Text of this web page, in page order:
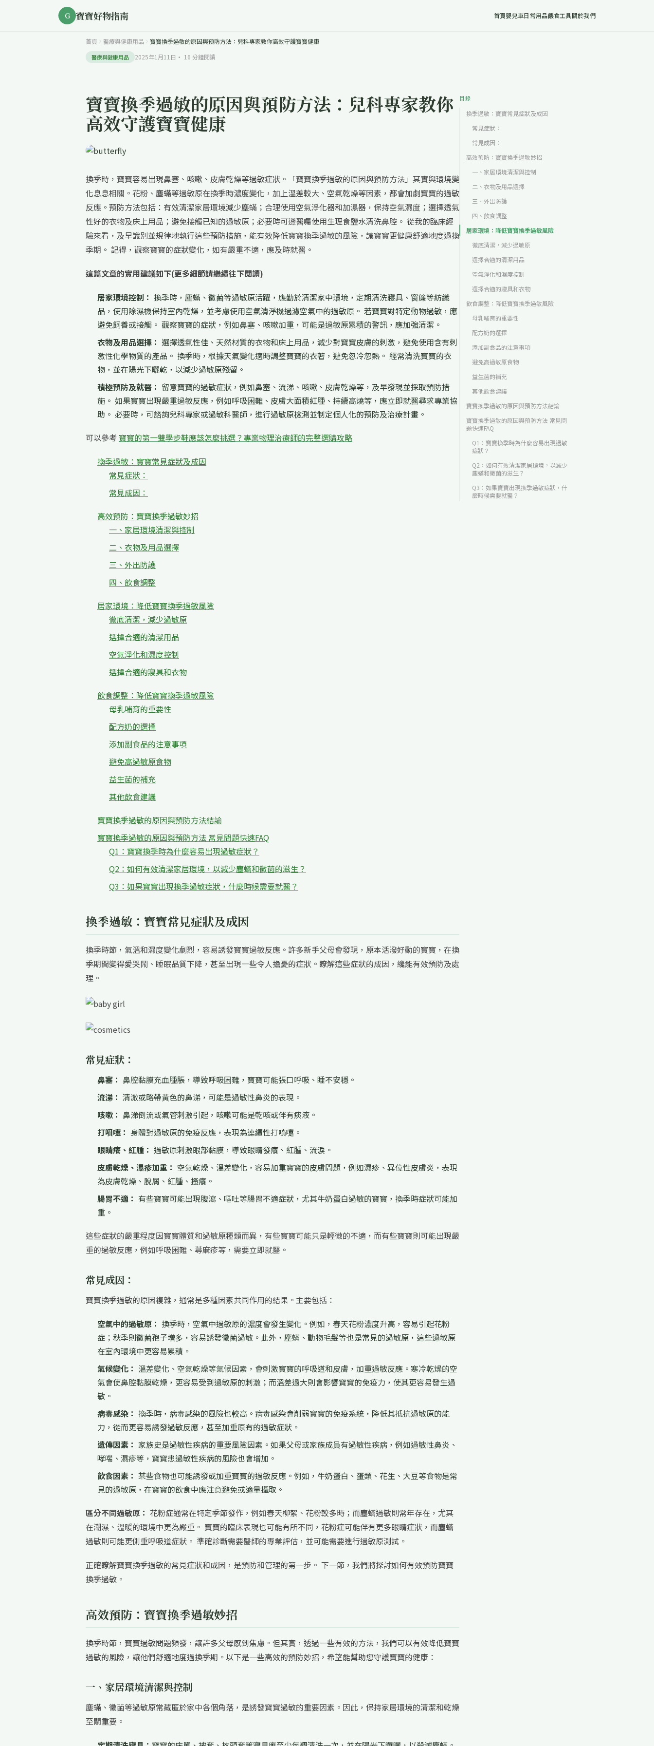
G 寶寶好物指南 首頁嬰兒車日常用品餵食工具關於我們
首頁 醫療與健康用品 寶寶換季過敏的原因與預防方法：兒科專家教你高效守護寶寶健康
醫療與健康用品 2025年1月11日 · 16 分鐘閱讀
寶寶換季過敏的原因與預防方法：兒科專家教你
高效守護寶寶健康
換季時，寶寶容易出現鼻塞、咳嗽、皮膚乾燥等過敏症狀。「寶寶換季過敏的原因與預防方法」其實與環境變
化息息相關。花粉、塵蟎等過敏原在換季時濃度變化，加上溫差較大、空氣乾燥等因素，都會加劇寶寶的過敏
反應。預防方法包括：有效清潔家居環境減少塵蟎；合理使用空氣淨化器和加濕器，保持空氣濕度；選擇透氣
性好的衣物及床上用品；避免接觸已知的過敏原；必要時可遵醫囑使用生理食鹽水清洗鼻腔。 從我的臨床經
驗來看，及早識別並規律地執行這些預防措施，能有效降低寶寶換季過敏的風險，讓寶寶更健康舒適地度過換
季期。 記得，觀察寶寶的症狀變化，如有嚴重不適，應及時就醫。
這篇文章的實用建議如下(更多細節請繼續往下閱讀)
居家環境控制： 換季時，塵蟎、黴菌等過敏原活躍，應勤於清潔家中環境，定期清洗寢具、窗簾等紡織
品，使用除濕機保持室內乾燥，並考慮使用空氣清淨機過濾空氣中的過敏原。 若寶寶對特定動物過敏，應
避免飼養或接觸。 觀察寶寶的症狀，例如鼻塞、咳嗽加重，可能是過敏原累積的警訊，應加強清潔。
衣物及用品選擇： 選擇透氣性佳、天然材質的衣物和床上用品，減少對寶寶皮膚的刺激，避免使用含有刺
激性化學物質的產品。 換季時，根據天氣變化適時調整寶寶的衣著，避免忽冷忽熱。 經常清洗寶寶的衣
物，並在陽光下曬乾，以減少過敏原殘留。
積極預防及就醫： 留意寶寶的過敏症狀，例如鼻塞、流涕、咳嗽、皮膚乾燥等，及早發現並採取預防措
施。 如果寶寶出現嚴重過敏反應，例如呼吸困難、皮膚大面積紅腫、持續高燒等，應立即就醫尋求專業協
助。 必要時，可諮詢兒科專家或過敏科醫師，進行過敏原檢測並制定個人化的預防及治療計畫。
可以參考 寶寶的第一雙學步鞋應該怎麼挑選？專業物理治療師的完整選購攻略
換季過敏：寶寶常見症狀及成因
常見症狀：
常見成因：
高效預防：寶寶換季過敏妙招
一、家居環境清潔與控制
二、衣物及用品選擇
三、外出防護
四、飲食調整
居家環境：降低寶寶換季過敏風險
徹底清潔，減少過敏原
選擇合適的清潔用品
空氣淨化和濕度控制
選擇合適的寢具和衣物
飲食調整：降低寶寶換季過敏風險
母乳哺育的重要性
配方奶的選擇
添加副食品的注意事項
避免高過敏原食物
益生菌的補充
其他飲食建議
寶寶換季過敏的原因與預防方法結論
寶寶換季過敏的原因與預防方法 常見問題快速FAQ
Q1：寶寶換季時為什麼容易出現過敏症狀？
Q2：如何有效清潔家居環境，以減少塵蟎和黴菌的滋生？
Q3：如果寶寶出現換季過敏症狀，什麼時候需要就醫？
換季過敏：寶寶常見症狀及成因
換季時節，氣溫和濕度變化劇烈，容易誘發寶寶過敏反應。許多新手父母會發現，原本活潑好動的寶寶，在換
季期間變得愛哭鬧、睡眠品質下降，甚至出現一些令人擔憂的症狀。瞭解這些症狀的成因，纔能有效預防及處
理。
常見症狀：
鼻塞： 鼻腔黏膜充血腫脹，導致呼吸困難，寶寶可能張口呼吸、睡不安穩。
流涕： 清澈或略帶黃色的鼻涕，可能是過敏性鼻炎的表現。
咳嗽： 鼻涕倒流或氣管刺激引起，咳嗽可能是乾咳或伴有痰液。
打噴嚏： 身體對過敏原的免疫反應，表現為連續性打噴嚏。
眼睛癢、紅腫： 過敏原刺激眼部黏膜，導致眼睛發癢、紅腫、流淚。
皮膚乾燥、濕疹加重： 空氣乾燥、溫差變化，容易加重寶寶的皮膚問題，例如濕疹、異位性皮膚炎，表現
為皮膚乾燥、脫屑、紅腫、搔癢。
腸胃不適： 有些寶寶可能出現腹瀉、嘔吐等腸胃不適症狀，尤其牛奶蛋白過敏的寶寶，換季時症狀可能加
重。
這些症狀的嚴重程度因寶寶體質和過敏原種類而異，有些寶寶可能只是輕微的不適，而有些寶寶則可能出現嚴
重的過敏反應，例如呼吸困難、蕁麻疹等，需要立即就醫。
常見成因：
寶寶換季過敏的原因複雜，通常是多種因素共同作用的結果。主要包括：
空氣中的過敏原： 換季時，空氣中過敏原的濃度會發生變化。例如，春天花粉濃度升高，容易引起花粉
症；秋季則黴菌孢子增多，容易誘發黴菌過敏。此外，塵蟎、動物毛髮等也是常見的過敏原，這些過敏原
在室內環境中更容易累積。
氣候變化： 溫差變化、空氣乾燥等氣候因素，會刺激寶寶的呼吸道和皮膚，加重過敏反應。寒冷乾燥的空
氣會使鼻腔黏膜乾燥，更容易受到過敏原的刺激；而溫差過大則會影響寶寶的免疫力，使其更容易發生過
敏。
病毒感染： 換季時，病毒感染的風險也較高。病毒感染會削弱寶寶的免疫系統，降低其抵抗過敏原的能
力，從而更容易誘發過敏反應，甚至加重原有的過敏症狀。
遺傳因素： 家族史是過敏性疾病的重要風險因素。如果父母或家族成員有過敏性疾病，例如過敏性鼻炎、
哮喘、濕疹等，寶寶患過敏性疾病的風險也會增加。
飲食因素： 某些食物也可能誘發或加重寶寶的過敏反應。例如，牛奶蛋白、蛋類、花生、大豆等食物是常
見的過敏原，在寶寶的飲食中應注意避免或適量攝取。
區分不同過敏原： 花粉症通常在特定季節發作，例如春天柳絮、花粉較多時；而塵蟎過敏則常年存在，尤其
在潮濕、溫暖的環境中更為嚴重。 寶寶的臨床表現也可能有所不同，花粉症可能伴有更多眼睛症狀，而塵蟎
過敏則可能更側重呼吸道症狀。 準確診斷需要醫師的專業評估，並可能需要進行過敏原測試。
正確瞭解寶寶換季過敏的常見症狀和成因，是預防和管理的第一步。 下一節，我們將探討如何有效預防寶寶
換季過敏。
高效預防：寶寶換季過敏妙招
換季時節，寶寶過敏問題頻發，讓許多父母感到焦慮。但其實，透過一些有效的方法，我們可以有效降低寶寶
過敏的風險，讓他們舒適地度過換季期。以下是一些高效的預防妙招，希望能幫助您守護寶寶的健康：
一、家居環境清潔與控制
塵蟎、黴菌等過敏原常藏匿於家中各個角落，是誘發寶寶過敏的重要因素。因此，保持家居環境的清潔和乾燥
至關重要。
目錄
換季過敏：寶寶常見症狀及成因
常見症狀：
常見成因：
高效預防：寶寶換季過敏妙招
一、家居環境清潔與控制
二、衣物及用品選擇
三、外出防護
四、飲食調整
居家環境：降低寶寶換季過敏風險
徹底清潔，減少過敏原
選擇合適的清潔用品
空氣淨化和濕度控制
選擇合適的寢具和衣物
飲食調整：降低寶寶換季過敏風險
母乳哺育的重要性
配方奶的選擇
添加副食品的注意事項
避免高過敏原食物
益生菌的補充
其他飲食建議
寶寶換季過敏的原因與預防方法結論
寶寶換季過敏的原因與預防方法 常見問
題快速FAQ
Q1：寶寶換季時為什麼容易出現過敏
症狀？
Q2：如何有效清潔家居環境，以減少
塵蟎和黴菌的滋生？
Q3：如果寶寶出現換季過敏症狀，什
麼時候需要就醫？